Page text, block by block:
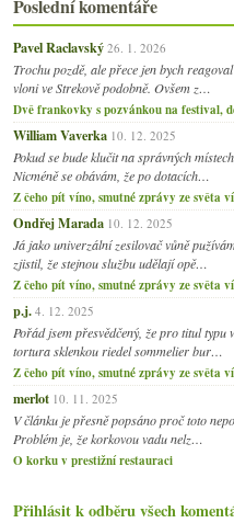
Poslední komentáře
Pavel Raclavský 26. 1. 2026
Trochu pozdě, ale přece jen bych
vloni ve Strekově podobně. Ovšem z…
Dvě frankovky s pozvánkou na festival,
William Vaverka 10. 12. 2025
Pokud se bude klučit na správných
Nicméně se obávám, že po dotacích…
Z čeho pít víno, smutné zprávy ze světa
Ondřej Marada 10. 12. 2025
Já jako univerzální zesilovač vůně
zjistil, že stejnou službu udělají opě…
Z čeho pít víno, smutné zprávy ze světa
p.j. 4. 12. 2025
Pořád jsem přesvědčený, že pro titul
tortura sklenkou riedel sommelier bur…
Z čeho pít víno, smutné zprávy ze světa
merlot 10. 11. 2025
V článku je přesně popsáno proč toto
Problém je, že korkovou vadu nelz…
O korku v prestižní restauraci
Přihlásit k odběru všech